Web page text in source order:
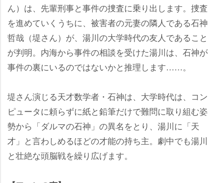
ん）は、先輩刑事と事件の捜査に乗り出します。捜査
を進めていくうちに、被害者の元妻の隣人である石神
哲哉（堤さん）が、湯川の大学時代の友人であること
が判明。内海から事件の相談を受けた湯川は、石神が
事件の裏にいるのではないかと推理します……。
堤さん演じる天才数学者・石神は、大学時代は、コン
ピュータに頼らずに紙と鉛筆だけで難問に取り組む姿
勢から「ダルマの石神」の異名をとり、湯川に「天
才」と言わしめるほどの才能の持ち主。劇中でも湯川
と壮絶な頭脳戦を繰り広げます。